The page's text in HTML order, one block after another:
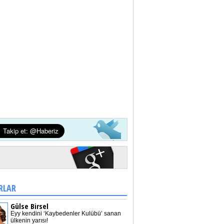
Gülse Birsel
Eyy kendini ‘Kaybedenler Kulübü’ sanan
ülkenin yarısı!